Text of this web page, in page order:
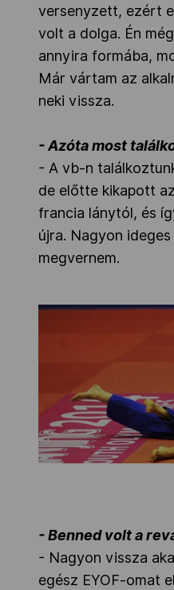
versenyzett, ezért
volt a dolga. Én
annyira formába,
Már vártam az
neki vissza.
- Azóta most
- A vb-n
de előtte kikapott
francia lánytól, és
újra. Nagyon
megvernem.
- Benned volt a
- Nagyon vissza
egész EYOF-omat